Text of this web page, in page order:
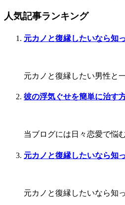
人気記事ランキング
元カノと復縁したいなら知
元カノと復縁したい男性と
彼の浮気ぐせを簡単に治す
当ブログには日々恋愛で悩
元カノと復縁したいなら知
元カノと復縁したいなら知